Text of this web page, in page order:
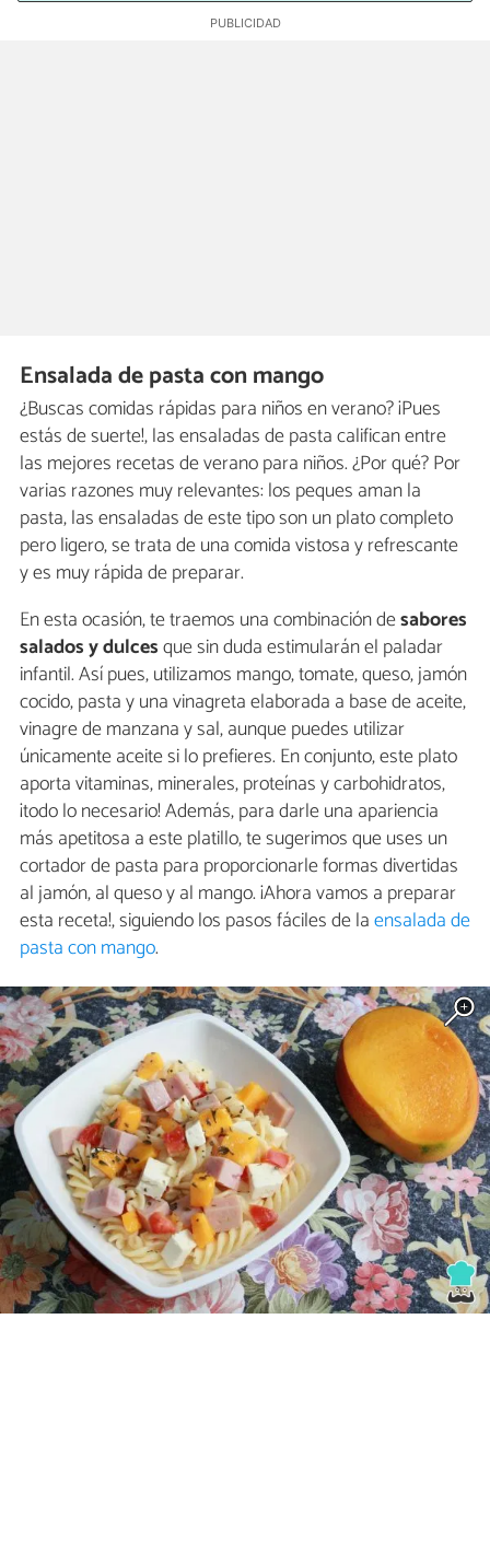
Ensalada de pasta con mango
¿Buscas comidas rápidas para niños en verano? ¡Pues
estás de suerte!, las ensaladas de pasta califican entre
las mejores recetas de verano para niños. ¿Por qué? Por
varias razones muy relevantes: los peques aman la
pasta, las ensaladas de este tipo son un plato completo
pero ligero, se trata de una comida vistosa y refrescante
y es muy rápida de preparar.
En esta ocasión, te traemos una combinación desabores
salados y dulcesque sin duda estimularán el paladar
infantil. Así pues, utilizamos mango, tomate, queso, jamón
cocido, pasta y una vinagreta elaborada a base de aceite,
vinagre de manzana y sal, aunque puedes utilizar
únicamente aceite si lo prefieres. En conjunto, este plato
aporta vitaminas, minerales, proteínas y carbohidratos,
¡todo lo necesario! Además, para darle una apariencia
más apetitosa a este platillo, te sugerimos que uses un
cortador de pasta para proporcionarle formas divertidas
al jamón, al queso y al mango. ¡Ahora vamos a preparar
esta receta!, siguiendo los pasos fáciles de laensalada de
pasta con mango.